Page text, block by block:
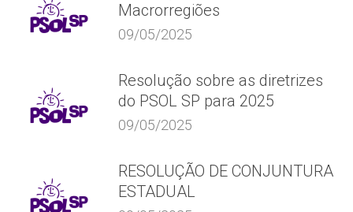
Macrorregiões
09/05/2025
Resolução sobre as diretrizes
do PSOL SP para 2025
09/05/2025
RESOLUÇÃO DE CONJUNTURA
ESTADUAL